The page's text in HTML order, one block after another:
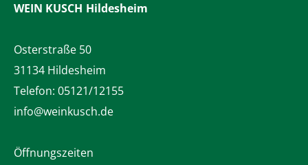
WEIN KUSCH Hildesheim
Osterstraße 50
31134 Hildesheim
Telefon: 05121/12155
info@weinkusch.de
Öffnungszeiten